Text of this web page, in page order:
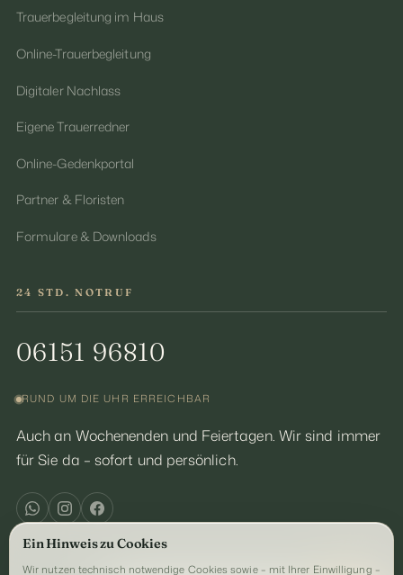
Trauerbegleitung im Haus
Online-Trauerbegleitung
Digitaler Nachlass
Eigene Trauerredner
Online-Gedenkportal
Partner & Floristen
Formulare & Downloads
24 STD. NOTRUF
06151 96810
RUND UM DIE UHR ERREICHBAR
Auch an Wochenenden und Feiertagen. Wir sind immer
für Sie da – sofort und persönlich.
Ein Hinweis zu Cookies
Wir nutzen technisch notwendige Cookies sowie – mit Ihrer Einwilligung –